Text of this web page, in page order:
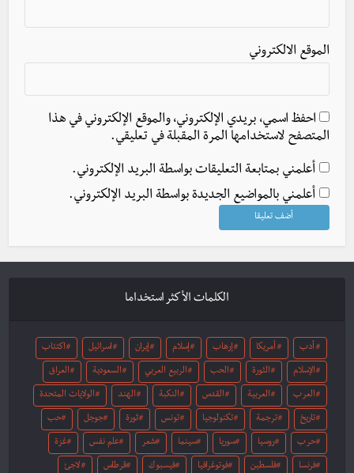
الموقع الالكتروني
احفظ اسمي، بريدي الإلكتروني، والموقع الإلكتروني في هذا
المتصفح لاستخدامها المرة المقبلة في تعليقي.
أعلمني بمتابعة التعليقات بواسطة البريد الإلكتروني.
أعلمني بالمواضيع الجديدة بواسطة البريد الإلكتروني.
الكلمات الأكثر استخداما
أدب أمريكا إرهاب إسلام إيران اسرائيل اكتئاب
الإسلام الثورة الحب الربيع العربي السعودية العراق
العرب العربية القدس النكبة الهند الولايات المتحدة
تاريخ ترجمة تكنولوجيا تونس ثورة جوجل حب
حرب روسيا سوريا سينما شعر علم نفس غزة
فرنسا فلسطين فوتوغرافيا فيسبوك قرطاس لاجئ